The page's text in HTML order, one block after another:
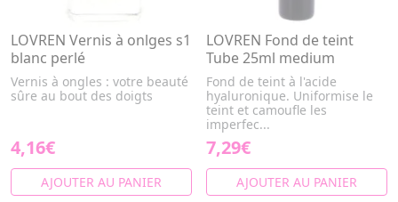
LOVREN Vernis à onlges s1
blanc perlé
Vernis à ongles : votre beauté
sûre au bout des doigts
4,16€
AJOUTER AU PANIER
LOVREN Fond de teint
Tube 25ml medium
Fond de teint à l'acide
hyaluronique. Uniformise le
teint et camoufle les
imperfec...
7,29€
AJOUTER AU PANIER